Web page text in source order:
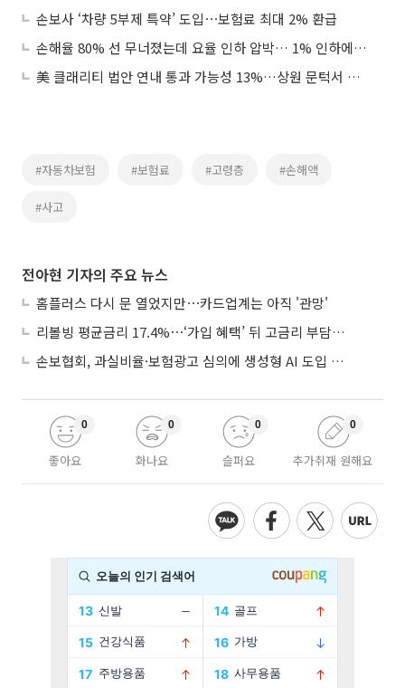
손보사 ‘차량 5부제 특약’ 도입⋯보험료 최대 2% 환급
손해율 80% 선 무너졌는데 요율 인하 압박… 1% 인하에 2000억원 '증발'
美 클래리티 법안 연내 통과 가능성 13%…상원 문턱서 제동
#자동차보험 #보험료 #고령층 #손해액
#사고
전아현 기자의 주요 뉴스
홈플러스 다시 문 열었지만⋯카드업계는 아직 '관망'
리볼빙 평균금리 17.4%⋯‘가입 혜택’ 뒤 고금리 부담 주의
손보협회, 과실비율·보험광고 심의에 생성형 AI 도입 추진
좋아요
0
화나요
0
슬퍼요
0
추가취재 원해요
0